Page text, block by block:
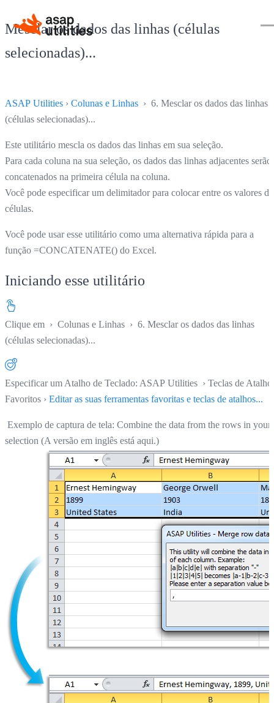
Mesclar os dados das linhas (células
selecionadas)...
ASAP Utilities › Colunas e Linhas › 6. Mesclar os dados das linhas
(células selecionadas)...
Este utilitário mescla os dados das linhas em sua seleção.
Para cada coluna na sua seleção, os dados das linhas adjacentes serão
concatenados na primeira célula na coluna.
Você pode especificar um delimitador para colocar entre os valores
células.
Você pode usar esse utilitário como uma alternativa rápida para a
função =CONCATENATE() do Excel.
Iniciando esse utilitário
Clique em › Colunas e Linhas › 6. Mesclar os dados das linhas
(células selecionadas)...
Especificar um Atalho de Teclado: ASAP Utilities › Teclas de Atalho
Favoritos › Editar as suas ferramentas favoritas e teclas de atalhos...
Exemplo de captura de tela: Combine the data from the rows in your
selection (A versão em inglês está aqui.)